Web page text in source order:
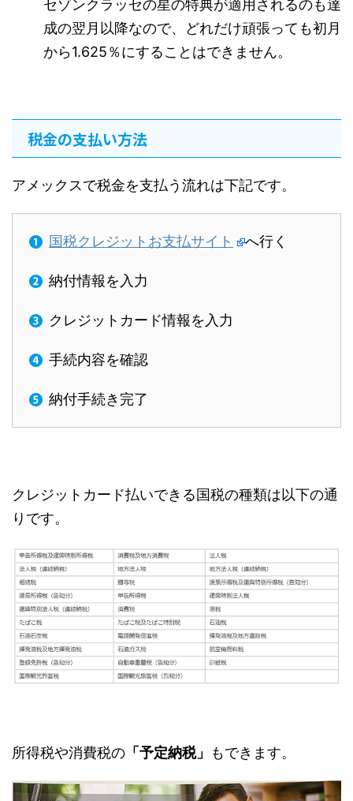
セゾンクラッセの星の特典が適用されるのも達
成の翌月以降なので、どれだけ頑張っても初月
から1.625％にすることはできません。
税金の支払い方法
アメックスで税金を支払う流れは下記です。
国税クレジットお支払サイト へ行く
納付情報を入力
クレジットカード情報を入力
手続内容を確認
納付手続き完了
クレジットカード払いできる国税の種類は以下の通
りです。
所得税や消費税の 「予定納税」 もできます。